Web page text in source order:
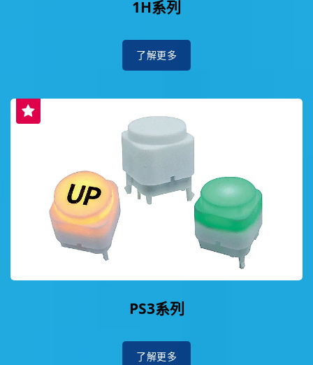
1H系列
了解更多
PS3系列
了解更多